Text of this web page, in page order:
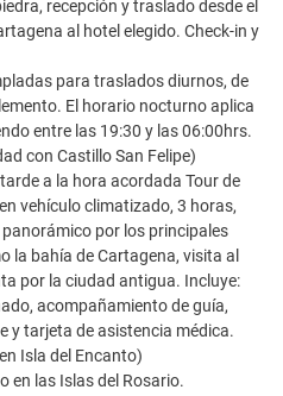
recepción y traslado desde el
al hotel elegido. Check-in y
para traslados diurnos, de
El horario nocturno aplica
entre las 19:30 y las 06:00hrs.
con Castillo San Felipe)
a la hora acordada Tour de
vehículo climatizado, 3 horas,
por los principales
la bahía de Cartagena, visita al
por la ciudad antigua. Incluye:
acompañamiento de guía,
y tarjeta de asistencia médica.
Isla del Encanto)
en las Islas del Rosario.